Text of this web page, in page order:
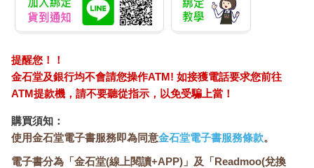
提醒您！！
金石堂及銀行均不會請您操作ATM! 如接獲電話要求您前往
ATM提款機，請不要聽從指示，以免受騙上當！
購買須知：
使用金石堂電子書服務即為同意金石堂電子書服務條款。
電子書分為「金石堂(線上閱讀+APP)」及「Readmoo(兌換